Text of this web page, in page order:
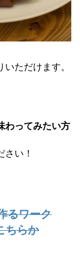
ただけます。
わってみたい方
い！
るワーク
ちらか